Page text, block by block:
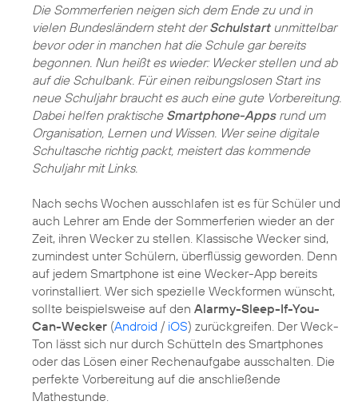
Die Sommerferien neigen sich dem Ende zu und in
vielen Bundesländern steht derSchulstartunmittelbar
bevor oder in manchen hat die Schule gar bereits
begonnen. Nun heißt es wieder: Wecker stellen und ab
auf die Schulbank. Für einen reibungslosen Start ins
neue Schuljahr braucht es auch eine gute Vorbereitung.
Dabei helfen praktische Smartphone-Appsrund um
Organisation, Lernen und Wissen. Wer seine digitale
Schultasche richtig packt, meistert das kommende
Schuljahr mit Links.
Nach sechs Wochen ausschlafen ist es für Schüler und
auch Lehrer am Ende der Sommerferien wieder an der
Zeit, ihren Wecker zu stellen. Klassische Wecker sind,
zumindest unter Schülern, überflüssig geworden. Denn
auf jedem Smartphone ist eine Wecker-App bereits
vorinstalliert. Wer sich spezielle Weckformen wünscht,
sollte beispielsweise auf den Alarmy-Sleep-If-You-
Can-Wecker (Android / iOS) zurückgreifen. Der Weck-
Ton lässt sich nur durch Schütteln des Smartphones
oder das Lösen einer Rechenaufgabe ausschalten. Die
perfekte Vorbereitung auf die anschließende
Mathestunde.